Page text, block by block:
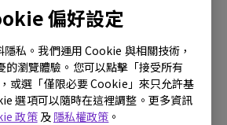
偏好設定
私。我們運用 Cookie 與相關技術，
的瀏覽體驗。您可以點擊「接受所有
或選「僅限必要 Cookie」來只允許基
選項可以隨時在這裡調整。更多資訊
政策及 隱私權政策 。
認證？| 顯示器
Shuttle匯出設定值? | 顯示器